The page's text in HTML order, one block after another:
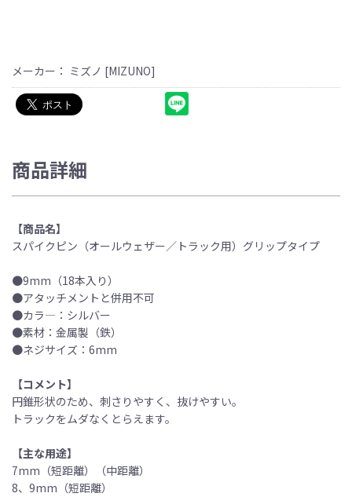
メーカー： ミズノ [MIZUNO]
商品詳細
【商品名】
スパイクピン（オールウェザー／トラック用）グリップタイプ
●9mm（18本入り）
●アタッチメントと併用不可
●カラ―：シルバー
●素材：金属製（鉄）
●ネジサイズ：6mm
【コメント】
円錐形状のため、刺さりやすく、抜けやすい。
トラックをムダなくとらえます。
【主な用途】
7mm（短距離）（中距離）
8、9mm（短距離）